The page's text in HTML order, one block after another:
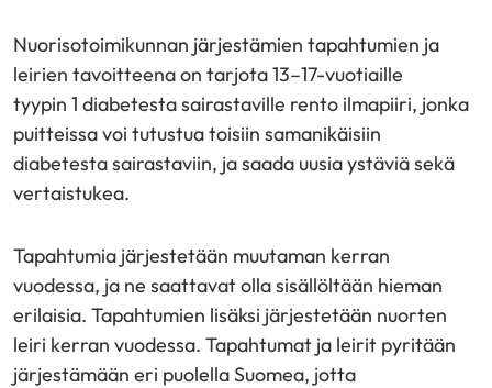
Nuorisotoimikunnan järjestämien tapahtumien ja
leirien tavoitteena on tarjota 13–17-vuotiaille
tyypin 1 diabetesta sairastaville rento ilmapiiri, jonka
puitteissa voi tutustua toisiin samanikäisiin
diabetesta sairastaviin, ja saada uusia ystäviä sekä
vertaistukea.
Tapahtumia järjestetään muutaman kerran
vuodessa, ja ne saattavat olla sisällöltään hieman
erilaisia. Tapahtumien lisäksi järjestetään nuorten
leiri kerran vuodessa. Tapahtumat ja leirit pyritään
järjestämään eri puolella Suomea, jotta